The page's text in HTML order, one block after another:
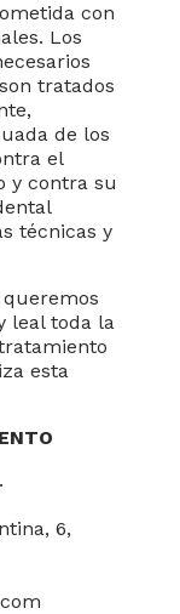
con
Los
tratados
de los
el
y contra su
técnicas y
leal toda la
esta
6,